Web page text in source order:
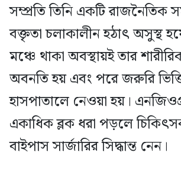
সম্প্রতি তিনি একটি রাজনৈতিক
বক্তৃতা চলাকালীন হঠাৎ অসুস্থ
মঞ্চে থাকা অবস্থায়ই তার
অবনতি হয় এবং পরে জরুরি
হাসপাতালে নেওয়া হয়।
একাধিক ব্লক ধরা পড়লে
বাইপাস সার্জারির সিদ্ধান্ত নেন।